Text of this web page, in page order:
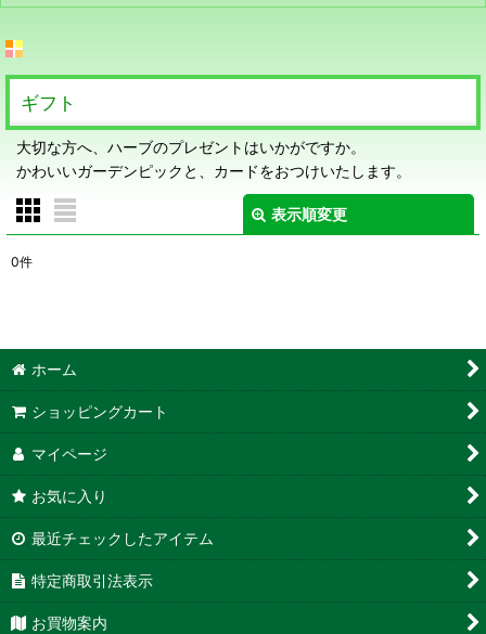
ギフト
大切な方へ、ハーブのプレゼントはいかがですか。
かわいいガーデンピックと、カードをおつけいたします。
表示順変更
表示数
並び順:
絞り込む
0件
ホーム
ショッピングカート
マイページ
お気に入り
最近チェックしたアイテム
特定商取引法表示
お買物案内